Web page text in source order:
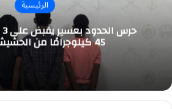
الرئيسية
45 كيلوجرامًا من الحشيش المخدر